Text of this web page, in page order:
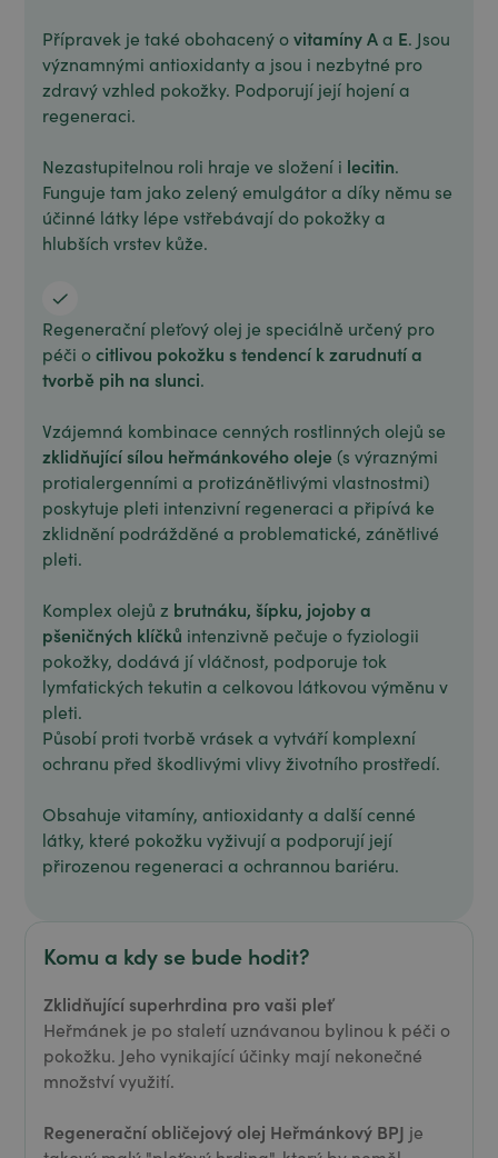
Přípravek je také obohacený ovitamíny Aa E. Jsou
významnými antioxidanty a jsou i nezbytné pro
zdravý vzhled pokožky. Podporují její hojení a
regeneraci.
Nezastupitelnou roli hraje ve složení i lecitin.
Funguje tam jako zelený emulgátor a díky němu se
účinné látky lépe vstřebávají do pokožky a
hlubších vrstev kůže.
Regenerační pleťový olej je speciálně určený pro
péči ocitlivou pokožku s tendencí k zarudnutí a
tvorbě pih na slunci.
Vzájemná kombinace cenných rostlinných olejů se
zklidňující sílou heřmánkového oleje (s výraznými
protialergenními a protizánětlivými vlastnostmi)
poskytuje pleti intenzivní regeneraci a připívá ke
zklidnění podrážděné a problematické, zánětlivé
pleti.
Komplex olejů z brutnáku, šípku, jojoby a
pšeničných klíčků intenzivně pečuje o fyziologii
pokožky, dodává jí vláčnost, podporuje tok
lymfatických tekutin a celkovou látkovou výměnu v
pleti.
Působí proti tvorbě vrásek a vytváří komplexní
ochranu před škodlivými vlivy životního prostředí.
Obsahuje vitamíny, antioxidanty a další cenné
látky, které pokožku vyživují a podporují její
přirozenou regeneraci a ochrannou bariéru.
Komu a kdy se bude hodit?
Zklidňující superhrdina pro vaši pleť
Heřmánek je po staletí uznávanou bylinou k péči o
pokožku. Jeho vynikající účinky mají nekonečné
množství využití.
Regenerační obličejový olej Heřmánkový BPJ je